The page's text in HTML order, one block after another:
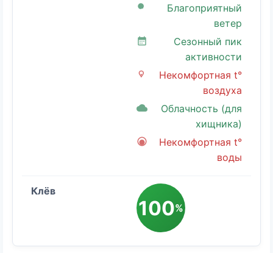
Благоприятный
ветер
Сезонный пик
активности
Некомфортная t°
воздуха
Облачность (для
хищника)
Некомфортная t°
воды
100%